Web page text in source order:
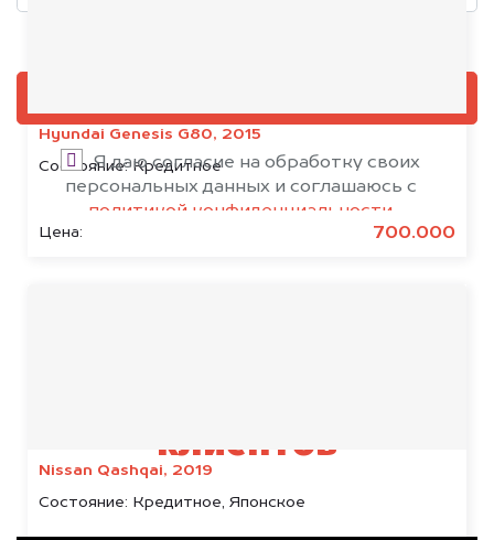
Hyundai Genesis G80, 2015
Состояние:Кредитное
Цена: 700.000
Nissan Qashqai, 2019
Состояние: Кредитное, Японское
Я даю согласие на обработку своих
персональных данных и соглашаюсь с
политикой конфиденциальности
клиентов